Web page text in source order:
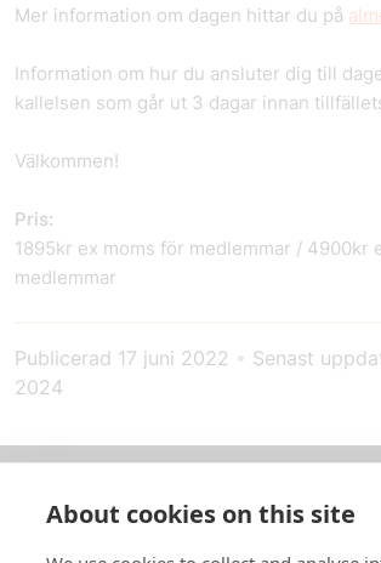
Mer information om dagen hittar du på
Information om hur du ansluter dig till
kallelsen som går ut 3 dagar innan
Välkommen!
Pris:
1895kr ex moms för medlemmar / 4900kr
medlemmar
Publicerad 17 juni 2022 • Senast
2024
About cookies on this site